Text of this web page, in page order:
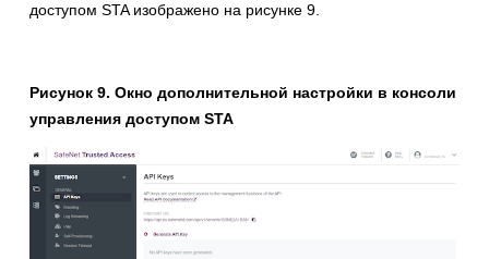
доступом STA изображено на рисунке 9.
Рисунок 9. Окно дополнительной настройки в консоли
управления доступом STA